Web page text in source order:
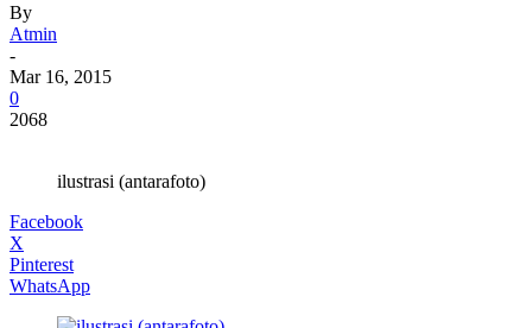
By
Atmin
-
Mar 16, 2015
0
2068
ilustrasi (antarafoto)
Facebook
X
Pinterest
WhatsApp